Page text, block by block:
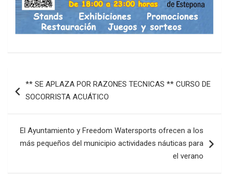
de
** SE APLAZA POR RAZONES TECNICAS ** CURSO DE
SOCORRISTA ACUÁTICO
El Ayuntamiento y Freedom Watersports ofrecen a los
más pequeños del municipio actividades náuticas para
el verano